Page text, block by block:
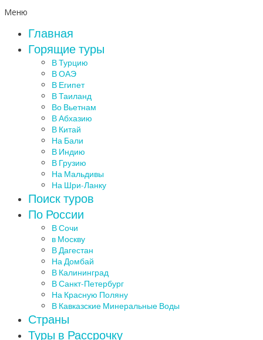
Меню
Главная
Горящие туры
В Турцию
В ОАЭ
В Египет
В Таиланд
Во Вьетнам
В Абхазию
В Китай
На Бали
В Индию
В Грузию
На Мальдивы
На Шри-Ланку
Поиск туров
По России
В Сочи
в Москву
В Дагестан
На Домбай
В Калининград
В Санкт-Петербург
На Красную Поляну
В Кавказские Минеральные Воды
Страны
Туры в Рассрочку